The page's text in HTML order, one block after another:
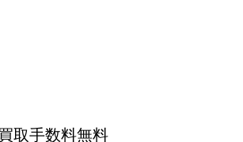
取手数料無料